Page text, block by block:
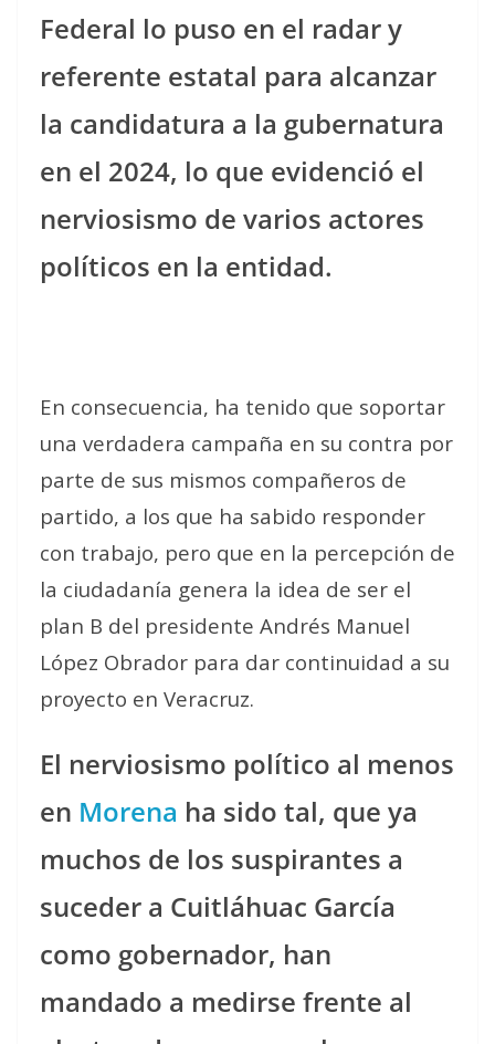
Federal lo puso en el radar y
referente estatal para alcanzar
la candidatura a la gubernatura
en el 2024, lo que evidenció el
nerviosismo de varios actores
políticos en la entidad.
En consecuencia, ha tenido que soportar
una verdadera campaña en su contra por
parte de sus mismos compañeros de
partido, a los que ha sabido responder
con trabajo, pero que en la percepción de
la ciudadanía genera la idea de ser el
plan B del presidente Andrés Manuel
López Obrador para dar continuidad a su
proyecto en Veracruz.
El nerviosismo político al menos
en Morena ha sido tal, que ya
muchos de los suspirantes a
suceder a Cuitláhuac García
como gobernador, han
mandado a medirse frente al